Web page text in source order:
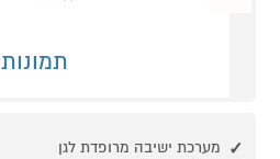
תמונות
מערכת ישיבה מרופדת לגן